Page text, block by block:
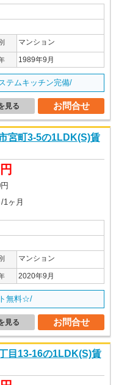
マンション
1989年9月
テムキッチン完備/
お問合せ
見る
宮町3-5の1LDK(S)賃
1ヶ月
マンション
2020年9月
無料☆/
お問合せ
見る
目13-16の1LDK(S)賃